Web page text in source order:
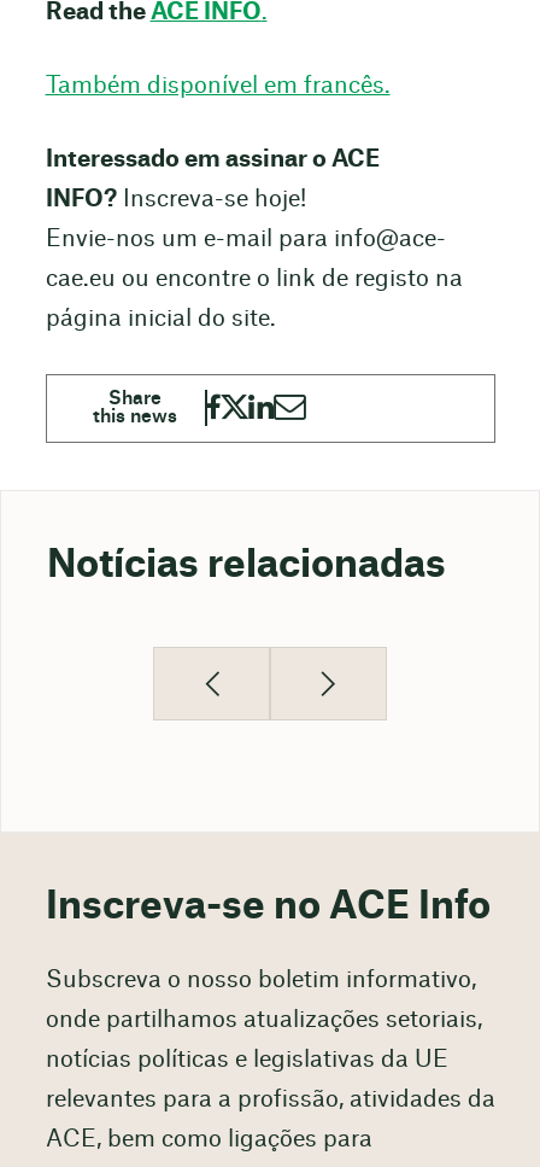
Read the ACE INFO.
Também disponível em francês.
Interessado em assinar o ACE
INFO?Inscreva-se hoje!
Envie-nos um e-mail para info@ace-
cae.eu ou encontre o link de registo na
página inicial do site.
Notícias relacionadas
Inscreva-se no ACE Info
Subscreva o nosso boletim informativo,
onde partilhamos atualizações setoriais,
notícias políticas e legislativas da UE
relevantes para a profissão, atividades da
ACE, bem como ligações para